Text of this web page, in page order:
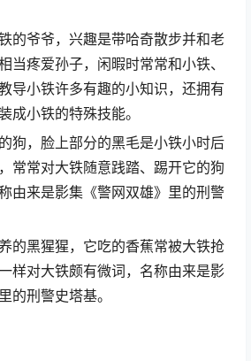
的爷爷，兴趣是带哈奇散步并和老
当疼爱孙子，闲暇时常常和小铁、
导小铁许多有趣的小知识，还拥有
成小铁的特殊技能。
狗，脸上部分的黑毛是小铁小时后
常常对大铁随意践踏、踢开它的狗
由来是影集《警网双雄》里的刑警
的黑猩猩，它吃的香蕉常被大铁抢
样对大铁颇有微词，名称由来是影
的刑警史塔基。